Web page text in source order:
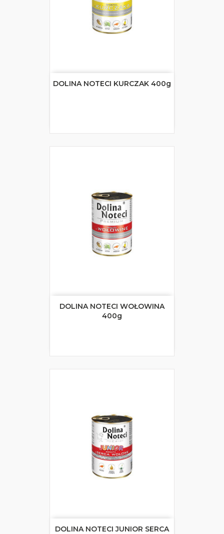
DOLINA NOTECI KURCZAK 400g
DOLINA NOTECI WOŁOWINA
400g
DOLINA NOTECI JUNIOR SERCA